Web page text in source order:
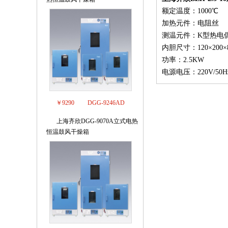
￥9290 DGG-9246AD
上海齐欣DGG-9070A立式电热
恒温鼓风干燥箱
额定温度：1000℃
加热元件：电阻丝
测温元件：K型热电
内胆尺寸：
功率：2.5KW
电源电压：220V/